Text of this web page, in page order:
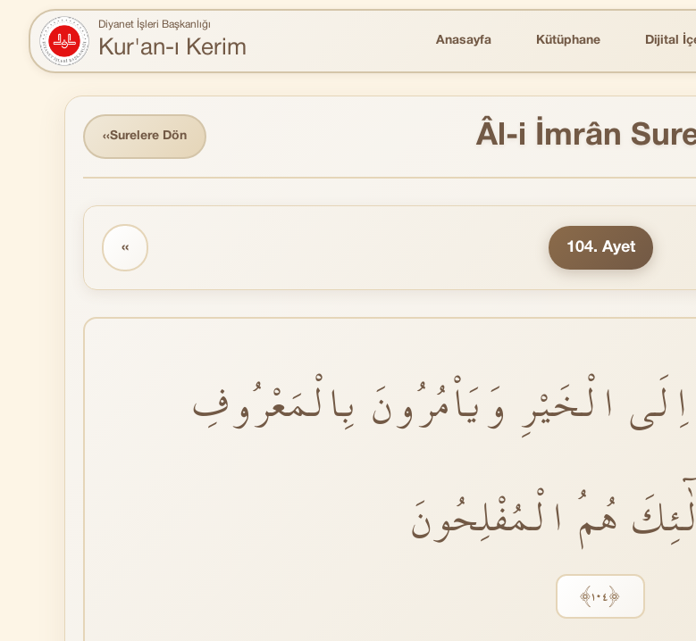
Diyanet İşleri Başkanlığı
Kur'an-ı Kerim Anasayfa Kütüphane Dijital
‹‹Surelere Dön Âl-i İmrân
‹‹ 104. Ayet
الْخَيْرِ وَيَاْمُرُونَ بِالْمَعْرُوفِ
هُمُ الْمُفْلِحُونَ
﴿١٠٤﴾